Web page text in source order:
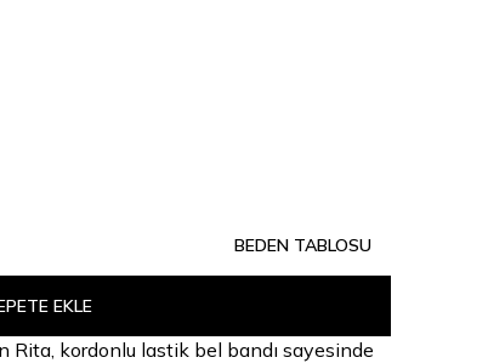
BEDEN TABLOSU
EKLE
Rita, kordonlu lastik bel bandı sayesinde